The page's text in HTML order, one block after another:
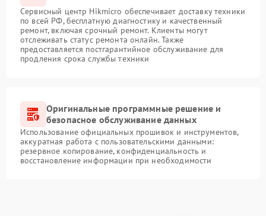
Сервисный центр Hikmicro обеспечивает доставку техники
по всей РФ, бесплатную диагностику и качественный
ремонт, включая срочный ремонт. Клиенты могут
отслеживать статус ремонта онлайн. Также
предоставляется постгарантийное обслуживание для
продления срока службы техники
Оригинальные программные решение и
безопасное обслуживание данных
Использование официальных прошивок и инструментов,
аккуратная работа с пользовательскими данными:
резервное копирование, конфиденциальность и
восстановление информации при необходимости